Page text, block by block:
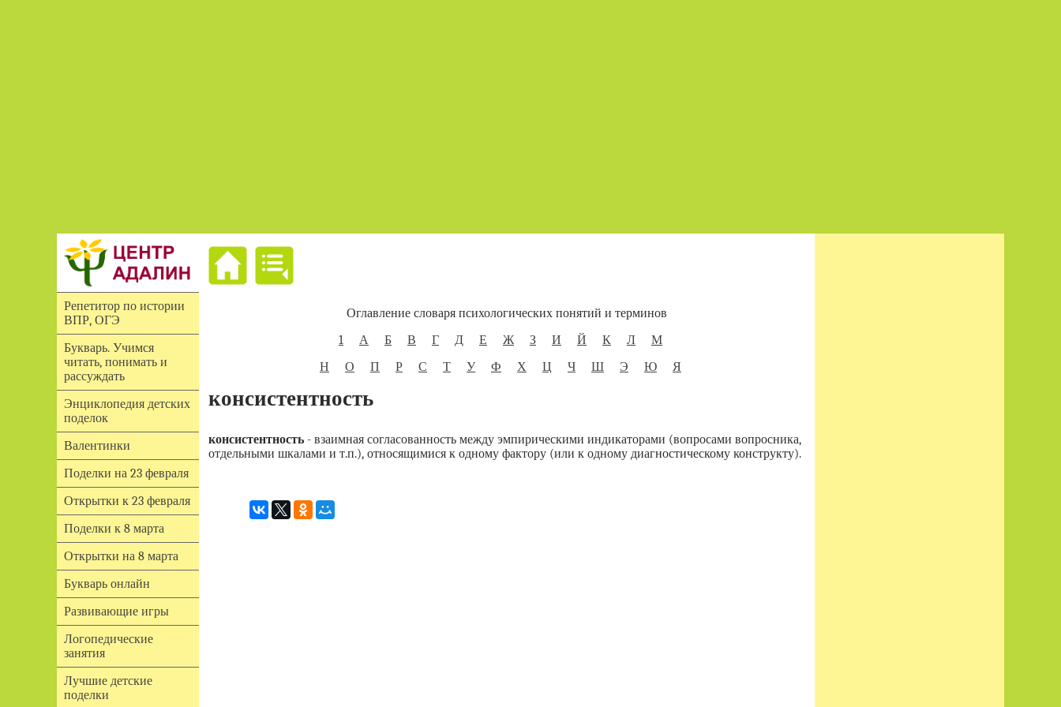
Репетитор по истории
ВПР, ОГЭ
Букварь. Учимся
читать, понимать и
рассуждать
Энциклопедия детских
поделок
Валентинки
Поделки на 23 февраля
Открытки к 23 февраля
Поделки к 8 марта
Открытки на 8 марта
Букварь онлайн
Развивающие игры
Логопедические
занятия
Лучшие детские
поделки
Оглавление словаря психологических понятий и терминов
1
А Б В Г Д Е Ж З И Й К Л
М
Н
О П Р С Т У Ф Х Ц Ч Ш Э Ю Я
консистентность
консистентность- взаимная согласованность между эмпирическими индикаторами (вопросами вопросника,
отдельными шкалами и т.п.), относящимися к одному фактору (или к одному диагностическому конструкту).